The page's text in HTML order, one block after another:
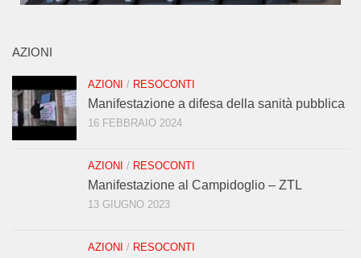
AZIONI
AZIONI / RESOCONTI
Manifestazione a difesa della sanità pubblica
16 FEBBRAIO 2024
AZIONI / RESOCONTI
Manifestazione al Campidoglio – ZTL
13 GIUGNO 2023
AZIONI / RESOCONTI